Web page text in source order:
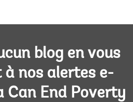
blog en vous
nos alertes e-
Can End Poverty